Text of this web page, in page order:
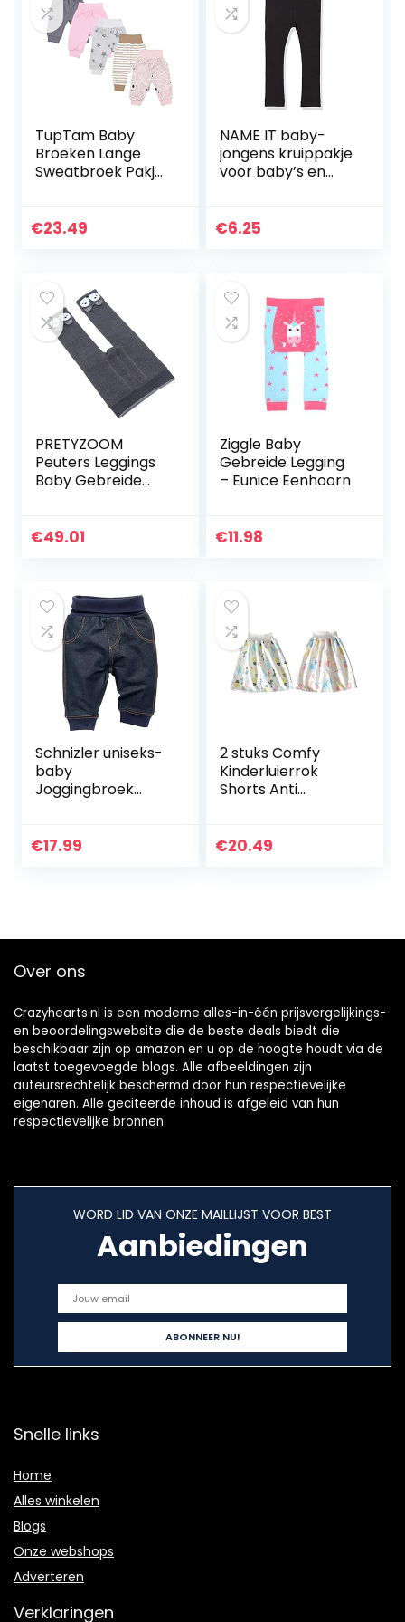
TupTam Baby
Broeken Lange
Sweatbroek Pakje
€23.49
NAME IT baby-
jongens kruippakje
voor baby’s en
LEGGING NOOS
€6.25
PRETYZOOM
Peuters Leggings
Baby Gebreide
Gedrukt Dikke
€49.01
Ziggle Baby
Gebreide Legging
– Eunice Eenhoorn
€11.98
Schnizler uniseks-
baby
Joggingbroek
€17.99
2 stuks Comfy
Kinderluierrok
Shorts Anti
Bamboevezel TPU
€20.49
Over ons
Crazyhearts.nl is een moderne alles-in-één prijsvergelijkings-
en beoordelingswebsite die de beste deals biedt die
beschikbaar zijn op amazon en u op de hoogte houdt via de
laatst toegevoegde blogs. Alle afbeeldingen zijn
auteursrechtelijk beschermd door hun respectievelijke
eigenaren. Alle geciteerde inhoud is afgeleid van hun
respectievelijke bronnen.
WORD LID VAN ONZE MAILLIJST VOOR BEST
Aanbiedingen
Snelle links
Home
Alles winkelen
Blogs
Onze webshops
Adverteren
Verklaringen